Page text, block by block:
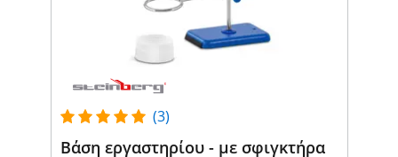
(3)
Βάση εργαστηρίου - με σφιγκτήρα